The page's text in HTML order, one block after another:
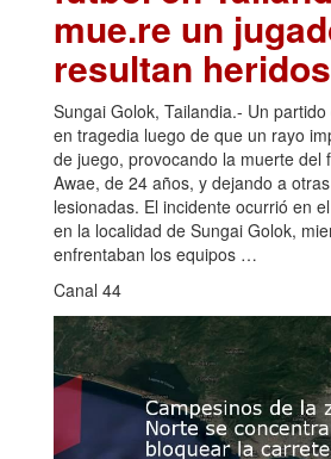
mue.re un
resultan heridos
Sungai Golok, Tailandia.- Un
en tragedia luego de que un rayo
de juego, provocando la muerte del
Awae, de 24 años, y dejando a
lesionadas. El incidente ocurrió en
en la localidad de Sungai Golok,
enfrentaban los equipos …
Canal 44